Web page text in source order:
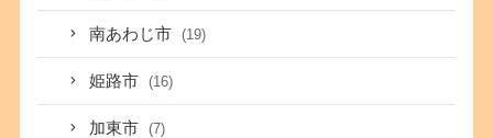
南あわじ市 (19)
姫路市 (16)
加東市 (7)